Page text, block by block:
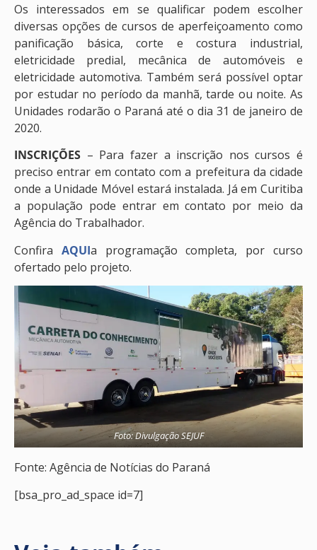
Os interessados em se qualificar podem escolher
diversas opções de cursos de aperfeiçoamento como
panificação básica, corte e costura industrial,
eletricidade predial, mecânica de automóveis e
eletricidade automotiva. Também será possível optar
por estudar no período da manhã, tarde ou noite. As
Unidades rodarão o Paraná até o dia 31 de janeiro de
2020.
INSCRIÇÕES – Para fazer a inscrição nos cursos é
preciso entrar em contato com a prefeitura da cidade
onde a Unidade Móvel estará instalada. Já em Curitiba
a população pode entrar em contato por meio da
Agência do Trabalhador.
Confira AQUIa programação completa, por curso
ofertado pelo projeto.
Foto: Divulgação SEJUF
Fonte: Agência de Notícias do Paraná
[bsa_pro_ad_space id=7]